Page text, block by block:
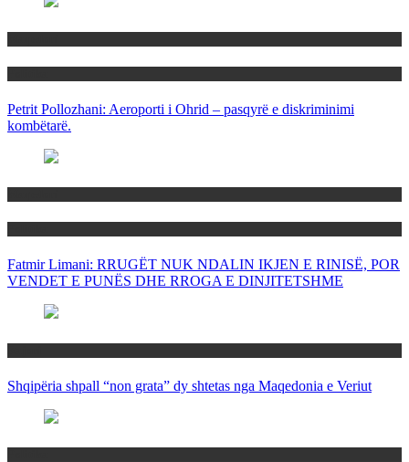
Petrit Pollozhani: Aeroporti i Ohrid – pasqyrë e diskriminimi
kombëtarë.
Fatmir Limani: RRUGËT NUK NDALIN IKJEN E RINISË, POR
VENDET E PUNËS DHE RROGA E DINJITETSHME
Shqipëria shpall “non grata” dy shtetas nga Maqedonia e Veriut